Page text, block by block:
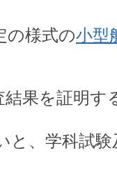
の様式の小型
果を証明す
と、学科試